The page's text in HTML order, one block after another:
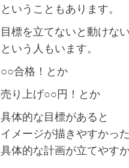
ということもあります。
目標を立てないと動けない
という人もいます。
○○合格！とか
売り上げ○○円！とか
具体的な目標があると
イメージが描きやすかった
具体的な計画が立てやす